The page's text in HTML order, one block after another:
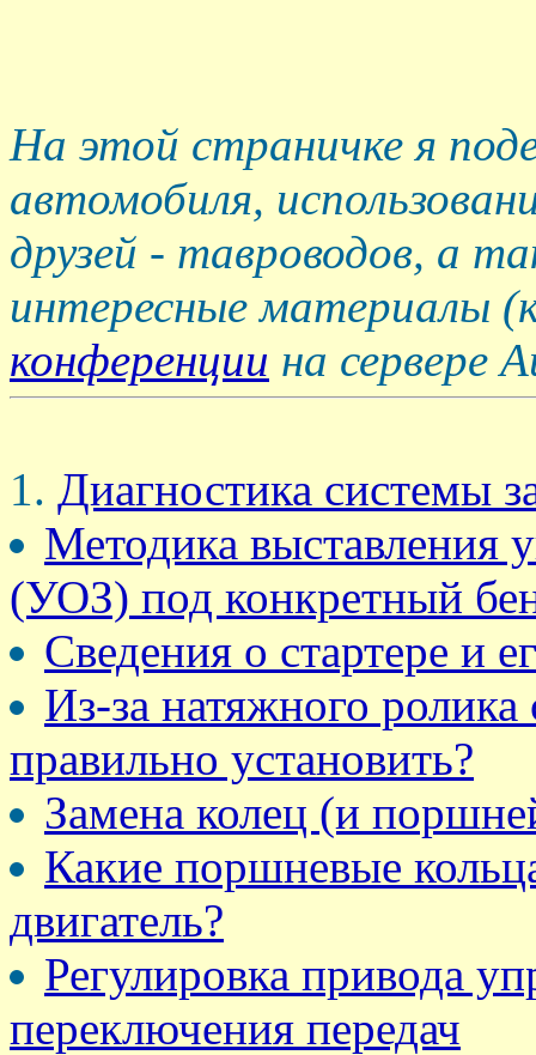
На этой страничке я
автомобиля,
друзей - тавроводов, а
интересные материалы
конференции на сервере
Диагностика системы
Методика выставления
(УОЗ) под конкретный
Сведения о стартере и
Из-за натяжного
правильно установить?
Замена колец (и
Какие поршневые
двигатель?
Регулировка привода
переключения передач